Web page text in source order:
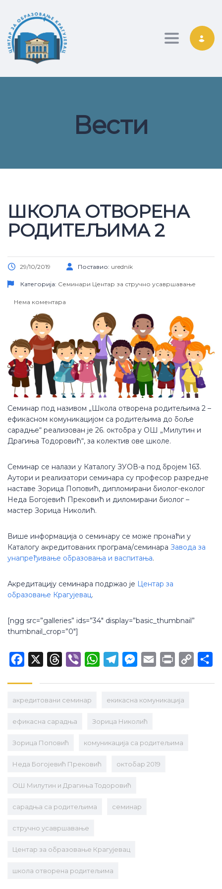
Toggle
Вести
ШКОЛА ОТВОРЕНА
РОДИТЕЉИМА 2
29/10/2019 Поставио: urednik
Категорија: Семинари Центар за стручно усавршавање
Нема коментара
Семинар под називом „Школа отворена родитељима 2 –
ефикасном комуникацијом са родитељима до боље
сарадње“ реализован је 26. октобра у ОШ „Милутин и
Драгиња Тодоровић“, за колектив ове школе.
Семинар се налази у Каталогу ЗУОВ-а под бројем 163.
Аутори и реализатори семинара су професор разредне
наставе Зорица Поповић, дипломирани биолог-еколог
Неда Богојевић Прековић и диломирани биолог –
мастер Зорица Николић.
Више информација о семинару се може пронаћи у
Каталогу акредитованих програма/семинара Завода за
унапређивање образовања и васпитања.
Акредитацију семинара подржао је Центар за
образовање Крагујевац.
[ngg src=”galleries” ids=”34″ display=”basic_thumbnail”
thumbnail_crop=”0″]
Facebook Threads
Viber WhatsAppTelegramMessenger
Email Print
Copy
aкредитовани семинар екикасна комуникација
ефикасна сарадња Зорица Николић
Зорица Поповић комуникација са родитељима
Неда Богојевић Прековић октобар 2019
ОШ Милутин и Драгиња Тодоровић
сарадња са родитељима семинар
стручно усавршавање
Центар за образовање Крагујевац
школа отворена родитељима